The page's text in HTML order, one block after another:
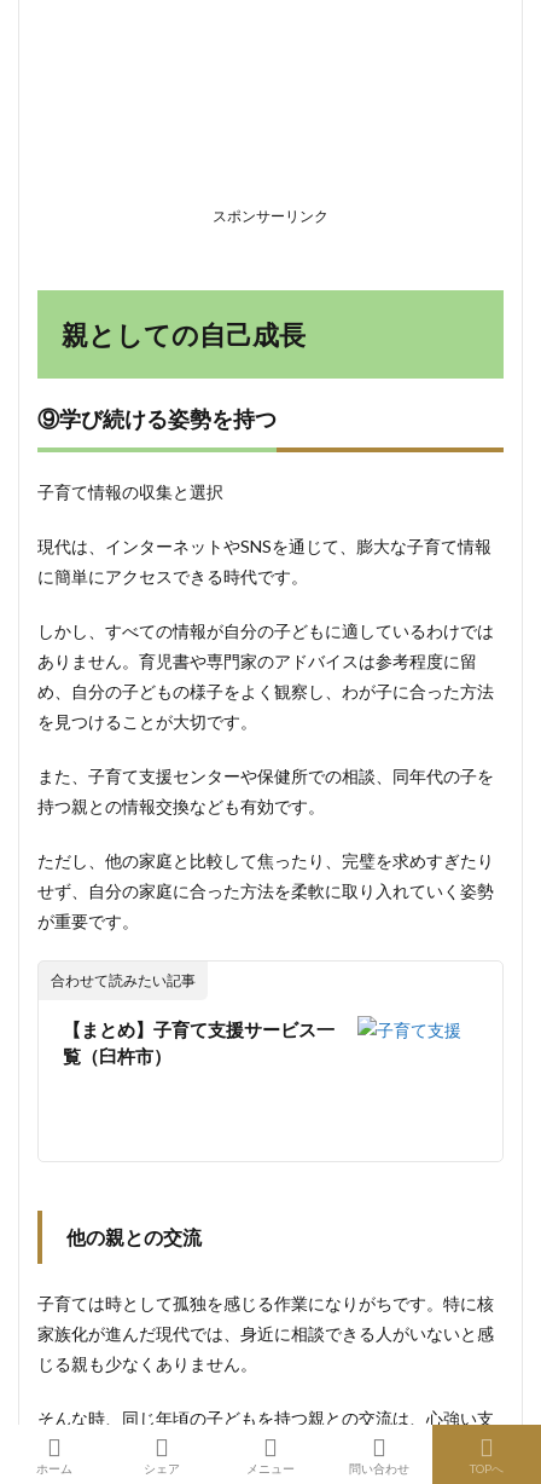
スポンサーリンク
親としての自己成長
⑨学び続ける姿勢を持つ
子育て情報の収集と選択
現代は、インターネットやSNSを通じて、膨大な子育て情報
に簡単にアクセスできる時代です。
しかし、すべての情報が自分の子どもに適しているわけでは
ありません。育児書や専門家のアドバイスは参考程度に留
め、自分の子どもの様子をよく観察し、わが子に合った方法
を見つけることが大切です。
また、子育て支援センターや保健所での相談、同年代の子を
持つ親との情報交換なども有効です。
ただし、他の家庭と比較して焦ったり、完璧を求めすぎたり
せず、自分の家庭に合った方法を柔軟に取り入れていく姿勢
が重要です。
合わせて読みたい記事
【まとめ】子育て支援サービス一
覧（臼杵市）
他の親との交流
子育ては時として孤独を感じる作業になりがちです。特に核
家族化が進んだ現代では、身近に相談できる人がいないと感
じる親も少なくありません。
そんな時、同じ年頃の子どもを持つ親との交流は、心強い支
ホーム シェア メニュー 問い合わせ TOPへ